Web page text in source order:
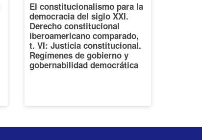
El constitucionalismo para la
democracia del siglo XXI.
Derecho constitucional
iberoamericano comparado,
t. VI: Justicia constitucional.
Regímenes de gobierno y
gobernabilidad democrática